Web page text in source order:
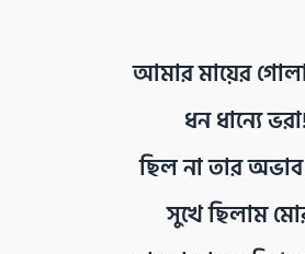
আমার মায়ের
ধন ধান্যে
ছিল না তার
সুখে ছিলাম